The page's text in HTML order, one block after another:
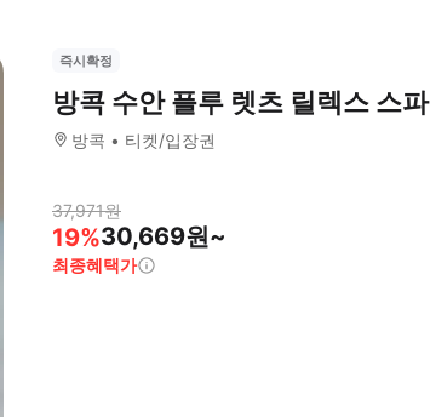
즉시확정
방콕 수안 플루 렛츠 릴렉스 스파
방콕 티켓/입장권
37,971원
19%30,669원~
최종혜택가